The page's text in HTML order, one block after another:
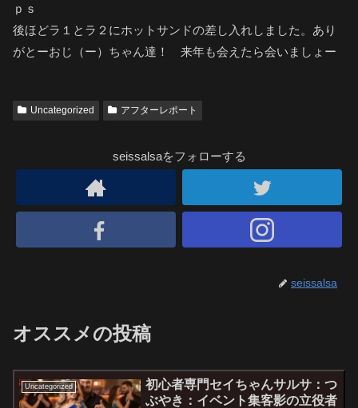
ｐｓ
後ほどラ１とラ２にホットサンドの差し入れしました。あり
がとーおじ（ー）ちゃん達！ 来年も会えたら会いましょー
Uncategorized アフターレポート
seissalsaをフォローする
seissalsa
オススメの投稿
Uncategorized
初心者専門セイちゃんサルサ：つ
ぶやき：イベント集客影の立役者